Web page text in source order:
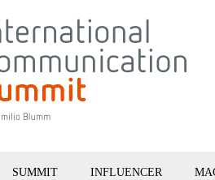
SUMMIT INFLUENCER